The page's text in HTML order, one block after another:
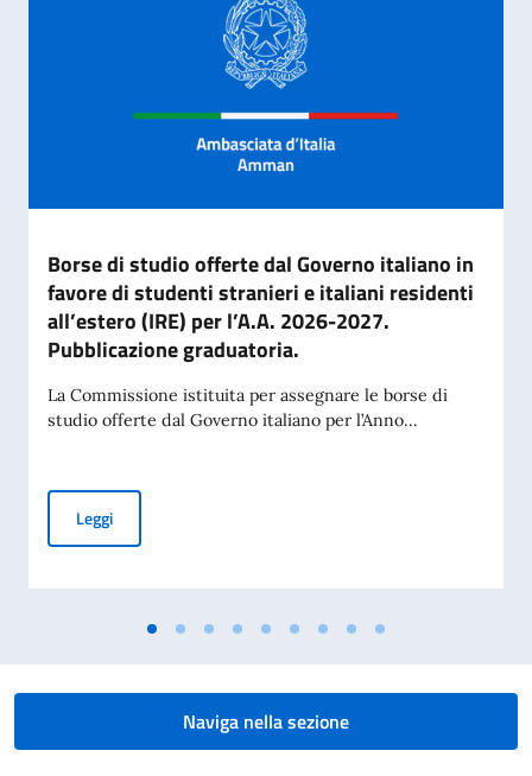
Borse di studio offerte dal Governo italiano in
favore di studenti stranieri e italiani residenti
all’estero (IRE) per l’A.A. 2026-2027.
Pubblicazione graduatoria.
La Commissione istituita per assegnare le borse di
studio offerte dal Governo italiano per l’Anno...
LeggiBorse di studio offerte dal Governo italiano in favore di
Naviga nella sezione